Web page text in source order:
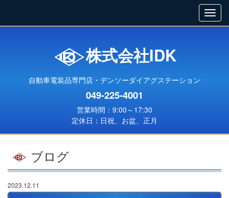
株式会社IDK
自動車電装品専門店・デンソーダイアグステーション
049-225-4001
営業時間：9:00～17:30
定休日：日祝、お盆、正月
ブログ
2023.12.11